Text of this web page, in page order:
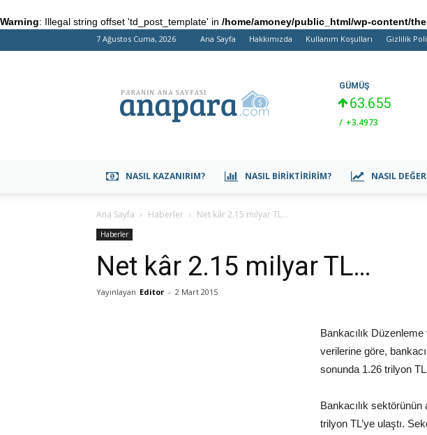
Warning: Illegal string offset 'td_post_template' in /home/amoney/public_html/wp-content/
7 Ağustos Cuma, 2026 Ana Sayfa Hakkımızda Kullanım Koşulları Gizlilik
GÜMÜŞ
63.655
/ +3.4973
NASIL KAZANIRIM? NASIL BIRIKTIRIRIM? NASIL
Ana Sayfa Haberler Net kâr 2.15 milyar TL…
Haberler
Net kâr 2.15 milyar TL…
Yayınlayan Editor - 2 Mart 2015
Bankacılık
verilerine göre,
sonunda 1.26 trilyon
Bankacılık
trilyon TL’ye ulaştı.